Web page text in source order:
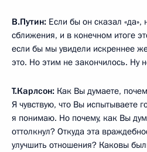
В.Путин: Если бы он сказал «да»,
сближения, и в конечном итоге
если бы мы увидели искреннее
это. Но этим не закончилось. Ну
Т.Карлсон: Как Вы думаете,
Я чувствую, что Вы испытываете
я понимаю. Но почему, как Вы
оттолкнул? Откуда эта
улучшить отношения? Каковы